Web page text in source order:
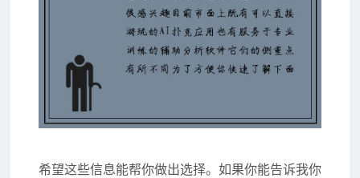
希望这些信息能帮你做出选择。如果你能告诉我你